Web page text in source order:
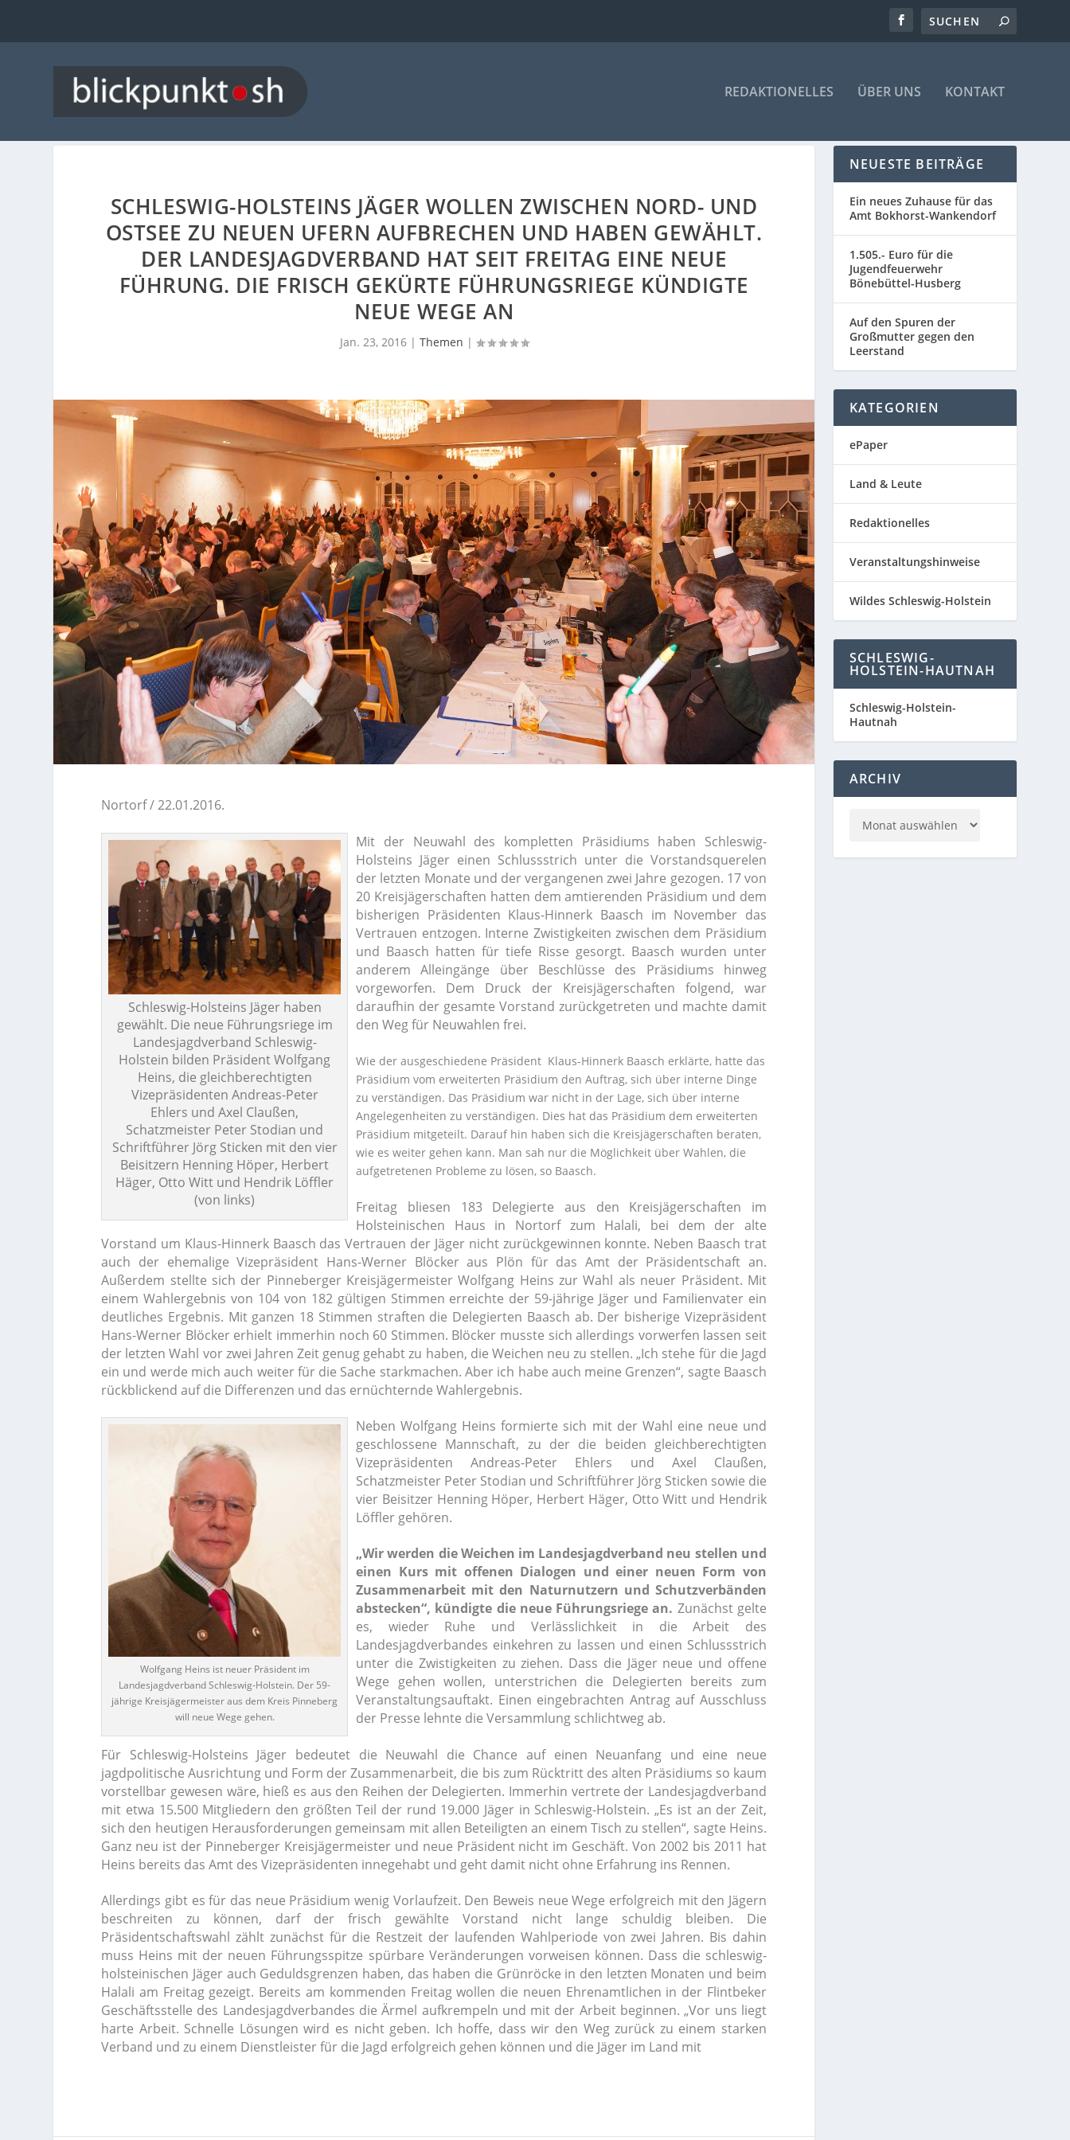
REDAKTIONELLES ÜBER UNS KONTAKT
SCHLESWIG-HOLSTEINS JÄGER WOLLEN ZWISCHEN NORD- UND
OSTSEE ZU NEUEN UFERN AUFBRECHEN UND HABEN GEWÄHLT.
DER LANDESJAGDVERBAND HAT SEIT FREITAG EINE NEUE
FÜHRUNG. DIE FRISCH GEKÜRTE FÜHRUNGSRIEGE KÜNDIGTE
NEUE WEGE AN
Jan. 23, 2016| Themen |
Nortorf / 22.01.2016.
Schleswig-Holsteins Jäger haben
gewählt. Die neue Führungsriege im
Landesjagdverband Schleswig-
Holstein bilden Präsident Wolfgang
Heins, die gleichberechtigten
Vizepräsidenten Andreas-Peter
Ehlers und Axel Claußen,
Schatzmeister Peter Stodian und
Schriftführer Jörg Sticken mit den vier
Beisitzern Henning Höper, Herbert
Häger, Otto Witt und Hendrik Löffler
(von links)
Mit der Neuwahl des kompletten Präsidiums haben Schleswig-
Holsteins Jäger einen Schlussstrich unter die Vorstandsquerelen
der letzten Monate und der vergangenen zwei Jahre gezogen. 17 von
20 Kreisjägerschaften hatten dem amtierenden Präsidium und dem
bisherigen Präsidenten Klaus-Hinnerk Baasch im November das
Vertrauen entzogen. Interne Zwistigkeiten zwischen dem Präsidium
und Baasch hatten für tiefe Risse gesorgt. Baasch wurden unter
anderem Alleingänge über Beschlüsse des Präsidiums hinweg
vorgeworfen. Dem Druck der Kreisjägerschaften folgend, war
daraufhin der gesamte Vorstand zurückgetreten und machte damit
den Weg für Neuwahlen frei.
Wie der ausgeschiedene Präsident Klaus-Hinnerk Baasch erklärte, hatte das
Präsidium vom erweiterten Präsidium den Auftrag, sich über interne Dinge
zu verständigen. Das Präsidium war nicht in der Lage, sich über interne
Angelegenheiten zu verständigen. Dies hat das Präsidium dem erweiterten
Präsidium mitgeteilt. Darauf hin haben sich die Kreisjägerschaften beraten,
wie es weiter gehen kann. Man sah nur die Möglichkeit über Wahlen, die
aufgetretenen Probleme zu lösen, so Baasch.
Freitag bliesen 183 Delegierte aus den Kreisjägerschaften im
Holsteinischen Haus in Nortorf zum Halali, bei dem der alte
Vorstand um Klaus-Hinnerk Baasch das Vertrauen der Jäger nicht zurückgewinnen konnte. Neben Baasch trat
auch der ehemalige Vizepräsident Hans-Werner Blöcker aus Plön für das Amt der Präsidentschaft an.
Außerdem stellte sich der Pinneberger Kreisjägermeister Wolfgang Heins zur Wahl als neuer Präsident. Mit
einem Wahlergebnis von 104 von 182 gültigen Stimmen erreichte der 59-jährige Jäger und Familienvater ein
deutliches Ergebnis. Mit ganzen 18 Stimmen straften die Delegierten Baasch ab. Der bisherige Vizepräsident
Hans-Werner Blöcker erhielt immerhin noch 60 Stimmen. Blöcker musste sich allerdings vorwerfen lassen seit
der letzten Wahl vor zwei Jahren Zeit genug gehabt zu haben, die Weichen neu zu stellen. „Ich stehe für die Jagd
ein und werde mich auch weiter für die Sache starkmachen. Aber ich habe auch meine Grenzen“, sagte Baasch
rückblickend auf die Differenzen und das ernüchternde Wahlergebnis.
Wolfgang Heins ist neuer Präsident im
Landesjagdverband Schleswig-Holstein. Der 59-
jährige Kreisjägermeister aus dem Kreis Pinneberg
will neue Wege gehen.
Neben Wolfgang Heins formierte sich mit der Wahl eine neue und
geschlossene Mannschaft, zu der die beiden gleichberechtigten
Vizepräsidenten Andreas-Peter Ehlers und Axel Claußen,
Schatzmeister Peter Stodian und Schriftführer Jörg Sticken sowie die
vier Beisitzer Henning Höper, Herbert Häger, Otto Witt und Hendrik
Löffler gehören.
„Wir werden die Weichen im Landesjagdverband neu stellen und
einen Kurs mit offenen Dialogen und einer neuen Form von
Zusammenarbeit mit den Naturnutzern und Schutzverbänden
abstecken“, kündigte die neue Führungsriege an. Zunächst gelte
es, wieder Ruhe und Verlässlichkeit in die Arbeit des
Landesjagdverbandes einkehren zu lassen und einen Schlussstrich
unter die Zwistigkeiten zu ziehen. Dass die Jäger neue und offene
Wege gehen wollen, unterstrichen die Delegierten bereits zum
Veranstaltungsauftakt. Einen eingebrachten Antrag auf Ausschluss
der Presse lehnte die Versammlung schlichtweg ab.
Für Schleswig-Holsteins Jäger bedeutet die Neuwahl die Chance auf einen Neuanfang und eine neue
jagdpolitische Ausrichtung und Form der Zusammenarbeit, die bis zum Rücktritt des alten Präsidiums so kaum
vorstellbar gewesen wäre, hieß es aus den Reihen der Delegierten. Immerhin vertrete der Landesjagdverband
mit etwa 15.500 Mitgliedern den größten Teil der rund 19.000 Jäger in Schleswig-Holstein. „Es ist an der Zeit,
sich den heutigen Herausforderungen gemeinsam mit allen Beteiligten an einem Tisch zu stellen“, sagte Heins.
Ganz neu ist der Pinneberger Kreisjägermeister und neue Präsident nicht im Geschäft. Von 2002 bis 2011 hat
Heins bereits das Amt des Vizepräsidenten innegehabt und geht damit nicht ohne Erfahrung ins Rennen.
Allerdings gibt es für das neue Präsidium wenig Vorlaufzeit. Den Beweis neue Wege erfolgreich mit den Jägern
beschreiten zu können, darf der frisch gewählte Vorstand nicht lange schuldig bleiben. Die
Präsidentschaftswahl zählt zunächst für die Restzeit der laufenden Wahlperiode von zwei Jahren. Bis dahin
muss Heins mit der neuen Führungsspitze spürbare Veränderungen vorweisen können. Dass die schleswig-
holsteinischen Jäger auch Geduldsgrenzen haben, das haben die Grünröcke in den letzten Monaten und beim
Halali am Freitag gezeigt. Bereits am kommenden Freitag wollen die neuen Ehrenamtlichen in der Flintbeker
Geschäftsstelle des Landesjagdverbandes die Ärmel aufkrempeln und mit der Arbeit beginnen. „Vor uns liegt
harte Arbeit. Schnelle Lösungen wird es nicht geben. Ich hoffe, dass wir den Weg zurück zu einem starken
Verband und zu einem Dienstleister für die Jagd erfolgreich gehen können und die Jäger im Land mit
NEUESTE BEITRÄGE
Ein neues Zuhause für das
Amt Bokhorst-Wankendorf
1.505.- Euro für die
Jugendfeuerwehr
Bönebüttel-Husberg
Auf den Spuren der
Großmutter gegen den
Leerstand
KATEGORIEN
ePaper
Land & Leute
Redaktionelles
Veranstaltungshinweise
Wildes Schleswig-Holstein
SCHLESWIG-
HOLSTEIN-HAUTNAH
Schleswig-Holstein-
Hautnah
ARCHIV